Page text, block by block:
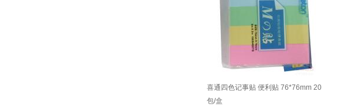
喜通四色记事贴 便利贴 76*76mm 20
包/盒